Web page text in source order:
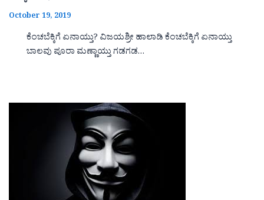
October 19, 2019
ಕೆಂಚಬೆಕ್ಕಿಗೆ ಏನಾಯ್ತು? ವಿಜಯಶ್ರೀ ಹಾಲಾಡಿ ಕೆಂಚಬೆಕ್ಕಿಗೆ ಏನಾಯ್ತು
ಬಾಲವು ಪೂರಾ ಮಣ್ಣಾಯ್ತು ಗಡಗಡ…